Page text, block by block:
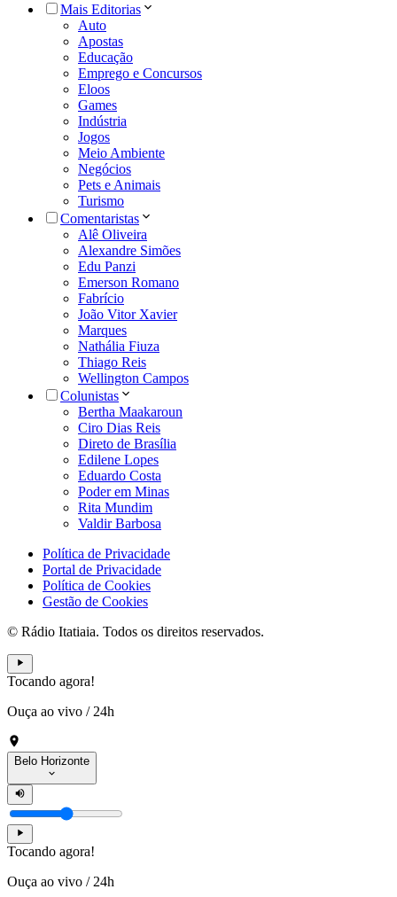
Mais Editorias
Auto
Apostas
Educação
Emprego e Concursos
Eloos
Games
Indústria
Jogos
Meio Ambiente
Negócios
Pets e Animais
Turismo
Comentaristas
Alê Oliveira
Alexandre Simões
Edu Panzi
Emerson Romano
Fabrício
João Vitor Xavier
Marques
Nathália Fiuza
Thiago Reis
Wellington Campos
Colunistas
Bertha Maakaroun
Ciro Dias Reis
Direto de Brasília
Edilene Lopes
Eduardo Costa
Poder em Minas
Rita Mundim
Valdir Barbosa
Política de Privacidade
Portal de Privacidade
Política de Cookies
Gestão de Cookies
© Rádio Itatiaia. Todos os direitos reservados.
Tocando agora!
Ouça ao vivo / 24h
Belo Horizonte
Tocando agora!
Ouça ao vivo / 24h